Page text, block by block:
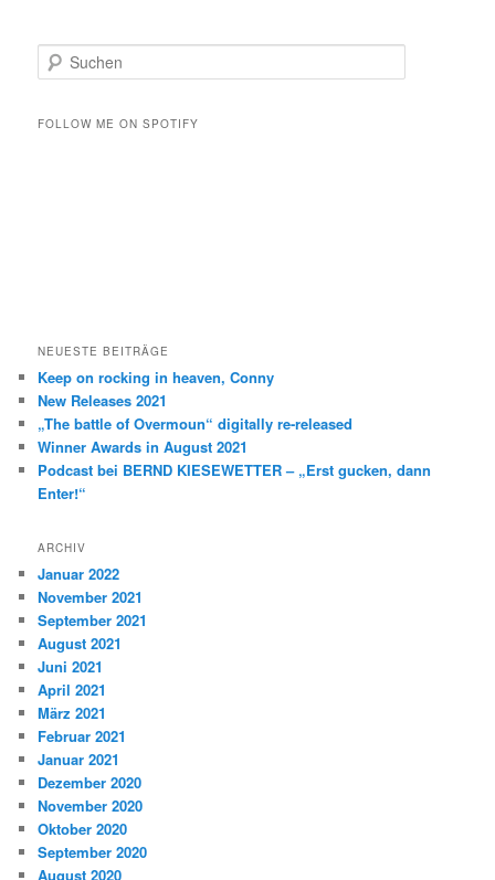
u
h
FOLLOW ME ON SPOTIFY
NEUESTE BEITRÄGE
Keep on rocking in heaven, Conny
New Releases 2021
„The battle of Overmoun“ digitally re-released
Winner Awards in August 2021
Podcast bei BERND KIESEWETTER – „Erst gucken, dann
Enter!“
ARCHIV
Januar 2022
November 2021
September 2021
August 2021
Juni 2021
April 2021
März 2021
Februar 2021
Januar 2021
Dezember 2020
November 2020
Oktober 2020
September 2020
August 2020